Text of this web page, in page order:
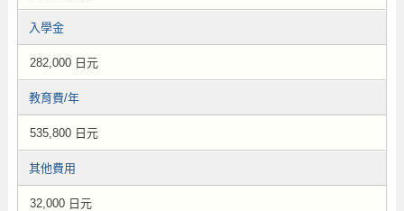
入學金
282,000 日元
教育費/年
535,800 日元
其他費用
32,000 日元